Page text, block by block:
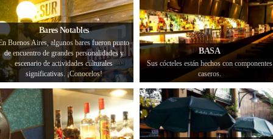
Bares Notables
Buenos Aires, algunos bares fueron punto
de encuentro de grandes personalidades y
escenario de actividades culturales
significativas. ¡Conocelos!
BASA
Sus cócteles están hechos con componentes
caseros.